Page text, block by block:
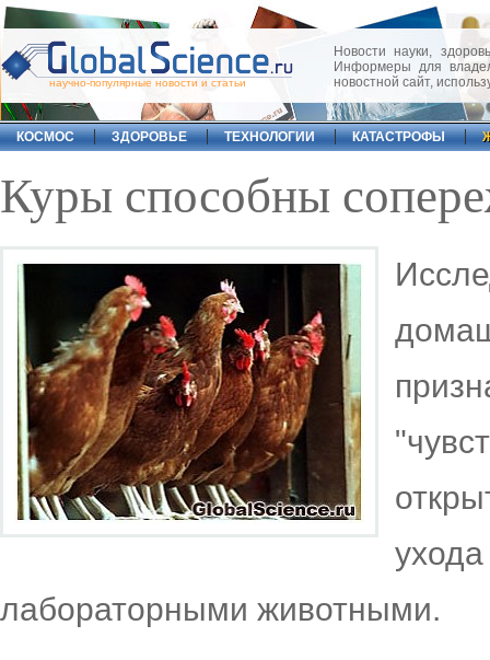
научно-популярные новости и статьи
Новости науки,
Информеры для
новостной сайт,
КОСМОС ЗДОРОВЬЕ ТЕХНОЛОГИИ КАТАСТРОФЫ
Куры способны
лабораторными животными.